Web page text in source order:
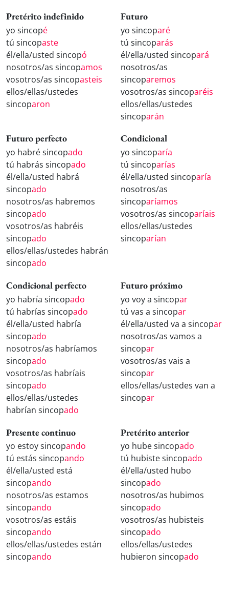
Pretérito indefinido
yo sincopé
tú sincopaste
él/ella/usted sincopó
nosotros/as sincopamos
vosotros/as sincopasteis
ellos/ellas/ustedes
sincoparon
Futuro
yo sincoparé
tú sincoparás
él/ella/usted sincopará
nosotros/as
sincoparemos
vosotros/as sincoparéis
ellos/ellas/ustedes
sincoparán
Futuro perfecto
yo habré sincopado
tú habrás sincopado
él/ella/usted habrá
sincopado
nosotros/as habremos
sincopado
vosotros/as habréis
sincopado
ellos/ellas/ustedes habrán
sincopado
Condicional
yo sincoparía
tú sincoparías
él/ella/usted sincoparía
nosotros/as
sincoparíamos
vosotros/as sincoparíais
ellos/ellas/ustedes
sincoparían
Condicional perfecto
yo habría sincopado
tú habrías sincopado
él/ella/usted habría
sincopado
nosotros/as habríamos
sincopado
vosotros/as habríais
sincopado
ellos/ellas/ustedes
habrían sincopado
Futuro próximo
yo voy a sincopar
tú vas a sincopar
él/ella/usted va a sincopar
nosotros/as vamos a
sincopar
vosotros/as vais a
sincopar
ellos/ellas/ustedes van a
sincopar
Presente continuo
yo estoy sincopando
tú estás sincopando
él/ella/usted está
sincopando
nosotros/as estamos
sincopando
vosotros/as estáis
sincopando
ellos/ellas/ustedes están
sincopando
Pretérito anterior
yo hube sincopado
tú hubiste sincopado
él/ella/usted hubo
sincopado
nosotros/as hubimos
sincopado
vosotros/as hubisteis
sincopado
ellos/ellas/ustedes
hubieron sincopado